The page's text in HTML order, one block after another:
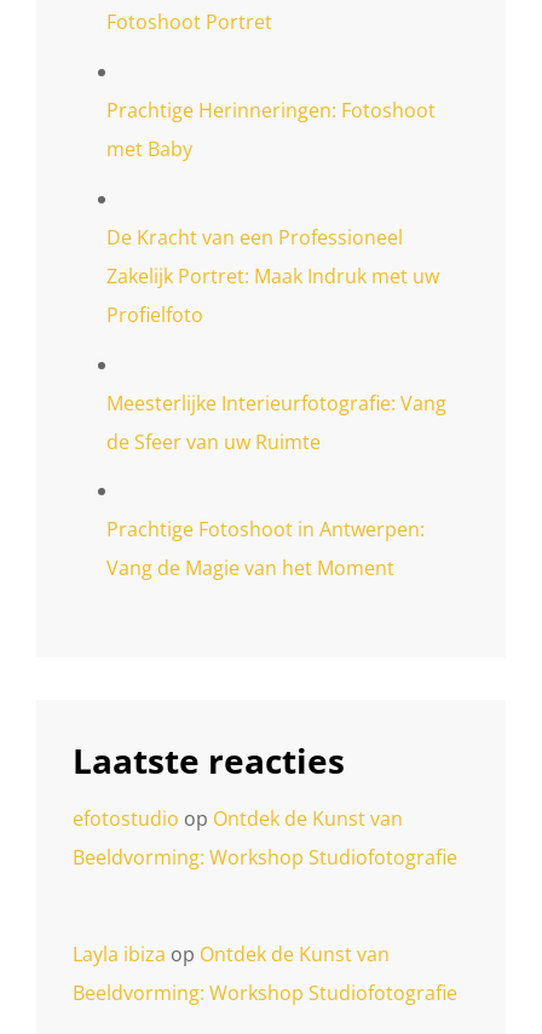
Fotoshoot Portret
Prachtige Herinneringen: Fotoshoot
met Baby
De Kracht van een Professioneel
Zakelijk Portret: Maak Indruk met uw
Profielfoto
Meesterlijke Interieurfotografie: Vang
de Sfeer van uw Ruimte
Prachtige Fotoshoot in Antwerpen:
Vang de Magie van het Moment
Laatste reacties
efotostudio op Ontdek de Kunst van
Beeldvorming: Workshop Studiofotografie
Layla ibiza op Ontdek de Kunst van
Beeldvorming: Workshop Studiofotografie